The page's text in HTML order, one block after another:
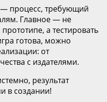
процесс, требующий
Главное — не
а тестировать
готова, можно
от
с издателями.
результат
в создании!